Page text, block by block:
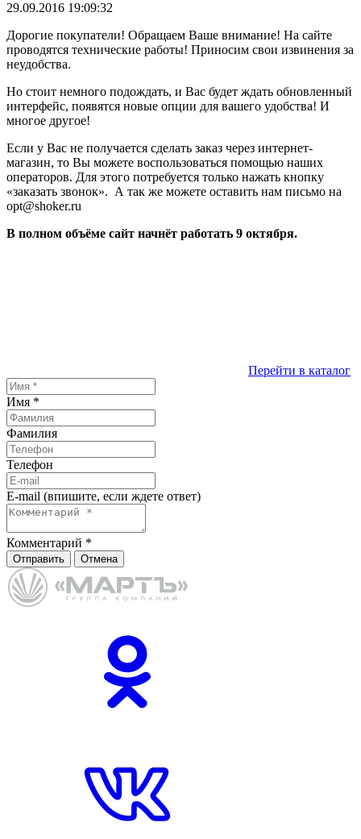
29.09.2016 19:09:32
Дорогие покупатели! Обращаем Ваше внимание! На сайте
проводятся технические работы! Приносим свои извинения за
неудобства.
Но стоит немного подождать, и Вас будет ждать обновленный
интерфейс, появятся новые опции для вашего удобства! И
многое другое!
Если у Вас не получается сделать заказ через интернет-
магазин, то Вы можете воспользоваться помощью наших
операторов. Для этого потребуется только нажать кнопку
«заказать звонок». А так же можете оставить нам письмо на
opt@shoker.ru
В полном объёме сайт начнёт работать 9 октября.
Перейти в каталог
Имя *
Фамилия
Телефон
E-mail (впишите, если ждете ответ)
Комментарий *
Отправить Отмена